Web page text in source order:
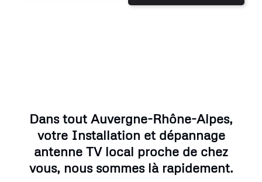
Dans tout Auvergne-Rhône-Alpes,
votre Installation et dépannage
antenne TV local proche de chez
vous, nous sommes là rapidement.